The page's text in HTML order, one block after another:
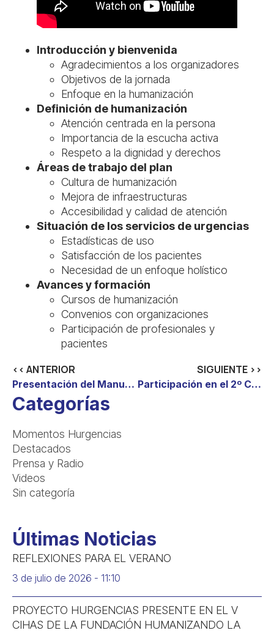
Introducción y bienvenida
Agradecimientos a los organizadores
Objetivos de la jornada
Enfoque en la humanización
Definición de humanización
Atención centrada en la persona
Importancia de la escucha activa
Respeto a la dignidad y derechos
Áreas de trabajo del plan
Cultura de humanización
Mejora de infraestructuras
Accesibilidad y calidad de atención
Situación de los servicios de urgencias
Estadísticas de uso
Satisfacción de los pacientes
Necesidad de un enfoque holístico
Avances y formación
Cursos de humanización
Convenios con organizaciones
Participación de profesionales y
pacientes
<< ANTERIOR
Presentación del Manual de Buenas Prácticas de Humanización de los SUH
SIGUIENTE >>
Participación en el 2º CIHAS (Congreso internacional de humanización de la asistencia sanitaria). Up to date buenas prácticas de humanización
Categorías
Momentos Hurgencias
Destacados
Prensa y Radio
Videos
Sin categoría
Últimas Noticias
REFLEXIONES PARA EL VERANO
3 de julio de 2026 11:10
PROYECTO HURGENCIAS PRESENTE EN EL V
CIHAS DE LA FUNDACIÓN HUMANIZANDO LA